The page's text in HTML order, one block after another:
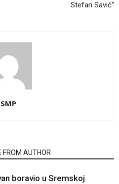
Stefan Savić“
SMP
FROM AUTHOR
boravio u Sremskoj